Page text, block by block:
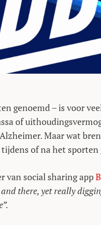
genoemd – is voor
of
Maar wat
of na het
van social sharing app
there, yet really